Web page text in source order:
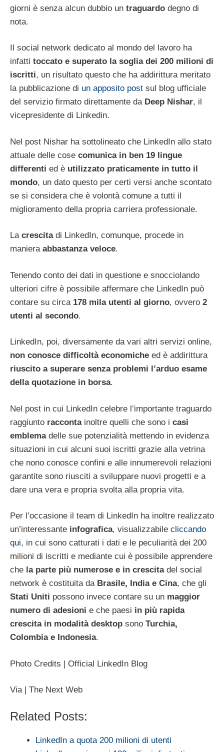
giorni è senza alcun dubbio un traguardo degno di
nota.
Il social network dedicato al mondo del lavoro ha
infatti toccato e superato la soglia dei 200 milioni di
iscritti, un risultato questo che ha addirittura meritato
la pubblicazione di un apposito post sul blog ufficiale
del servizio firmato direttamente da Deep Nishar, il
vicepresidente di Linkedin.
Nel post Nishar ha sottolineato che LinkedIn allo stato
attuale delle cose comunica in ben 19 lingue
differenti ed è utilizzato praticamente in tutto il
mondo, un dato questo per certi versi anche scontato
se si considera che è volontà comune a tutti il
miglioramento della propria carriera professionale.
La crescitadi LinkedIn, comunque, procede in
maniera abbastanza veloce.
Tenendo conto dei dati in questione e snocciolando
ulteriori cifre è possibile affermare che LinkedIn può
contare su circa 178 mila utenti al giorno, ovvero 2
utenti al secondo.
LinkedIn, poi, diversamente da vari altri servizi online,
non conosce difficoltà economiche ed è addirittura
riuscito a superare senza problemi l’arduo esame
della quotazione in borsa.
Nel post in cui LinkedIn celebre l’importante traguardo
raggiunto raccontainoltre quelli che sono i casi
emblemadelle sue potenzialità mettendo in evidenza
situazioni in cui alcuni suoi iscritti grazie alla vetrina
che nono conosce confini e alle innumerevoli relazioni
garantite sono riusciti a sviluppare nuovi progetti e a
dare una vera e propria svolta alla propria vita.
Per l’occasione il team di LinkedIn ha inoltre realizzato
un’interessante infografica, visualizzabile cliccando
qui, in cui sono catturati i dati e le peculiarità dei 200
milioni di iscritti e mediante cui è possibile apprendere
che la parte più numerose e in crescitadel social
network è costituita da Brasile, India e Cina, che gli
Stati Uniti possono invece contare su un maggior
numero di adesioni e che paesi in più rapida
crescita in modalità desktop sono Turchia,
Colombia e Indonesia.
Photo Credits | Official LinkedIn Blog
Via | The Next Web
Related Posts:
LinkedIn a quota 200 milioni di utenti